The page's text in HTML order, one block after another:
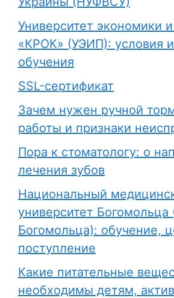
Университет экономики
«КРОК» (УЭИП): условия
обучения
SSL-сертификат
Зачем нужен ручной
работы и признаки
Пора к стоматологу: о
лечения зубов
Национальный
университет
Богомольца): обучение,
поступление
Какие питательные
необходимы детям,